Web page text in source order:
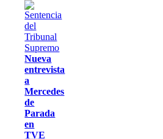
Nueva
entrevista
a
Mercedes
de
Parada
en
TVE